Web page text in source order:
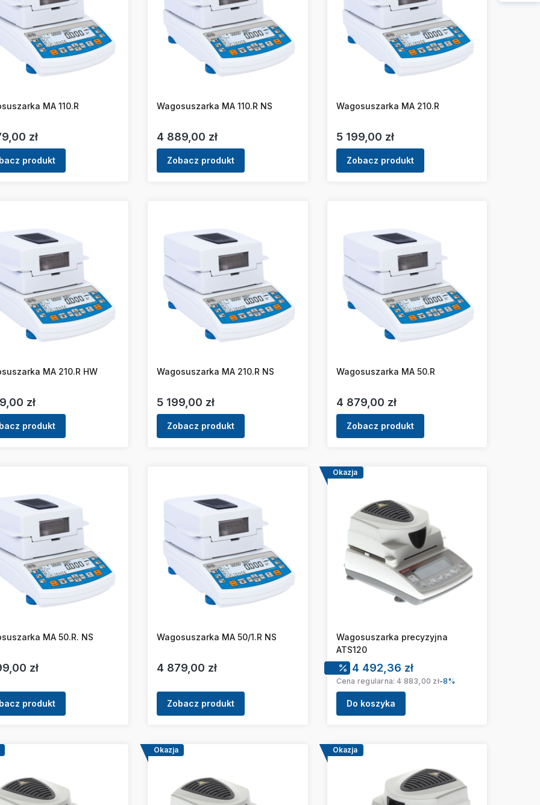
MA 110.R
zł
produkt
Wagosuszarka MA 110.R NS
Cena
4 889,00 zł
Zobacz produkt
Wagosuszarka MA 210.R
Cena
5 199,00 zł
Zobacz produkt
MA 210.R HW
zł
produkt
Wagosuszarka MA 210.R NS
Cena
5 199,00 zł
Zobacz produkt
Wagosuszarka MA 50.R
Cena
4 879,00 zł
Zobacz produkt
MA 50.R. NS
zł
produkt
Wagosuszarka MA 50/1.R NS
Cena
4 879,00 zł
Zobacz produkt
Okazja
Wagosuszarka precyzyjna
ATS120
Cena promocyjna
4 492,36 zł
Cena regularna: 4 883,00 zł-8%
Do koszyka
Okazja Okazja